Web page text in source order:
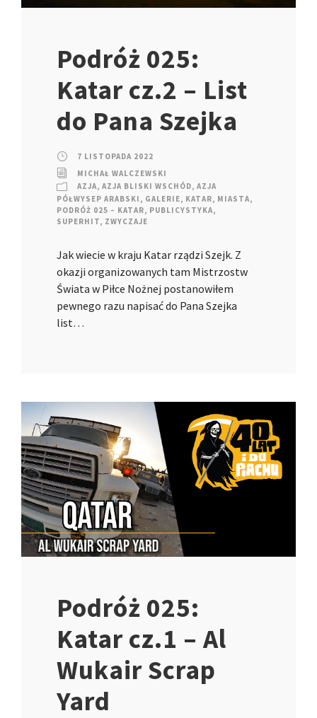
Podróż 025:
Katar cz.2 – List
do Pana Szejka
7 LISTOPADA 2022
MICHAŁ WALCZEWSKI
AZJA, AZJA BLISKI WSCHÓD, AZJA
PÓŁWYSEP ARABSKI , GALERIE, KATAR, MIASTA,
PODRÓŻ 025 – KATAR, PUBLICYSTYKA,
SUPERHIT, ZWYCZAJE
Jak wiecie w kraju Katar rządzi Szejk. Z
okazji organizowanych tam Mistrzostw
Świata w Piłce Nożnej postanowiłem
pewnego razu napisać do Pana Szejka
list…
Podróż 025:
Katar cz.1 – Al
Wukair Scrap
Yard